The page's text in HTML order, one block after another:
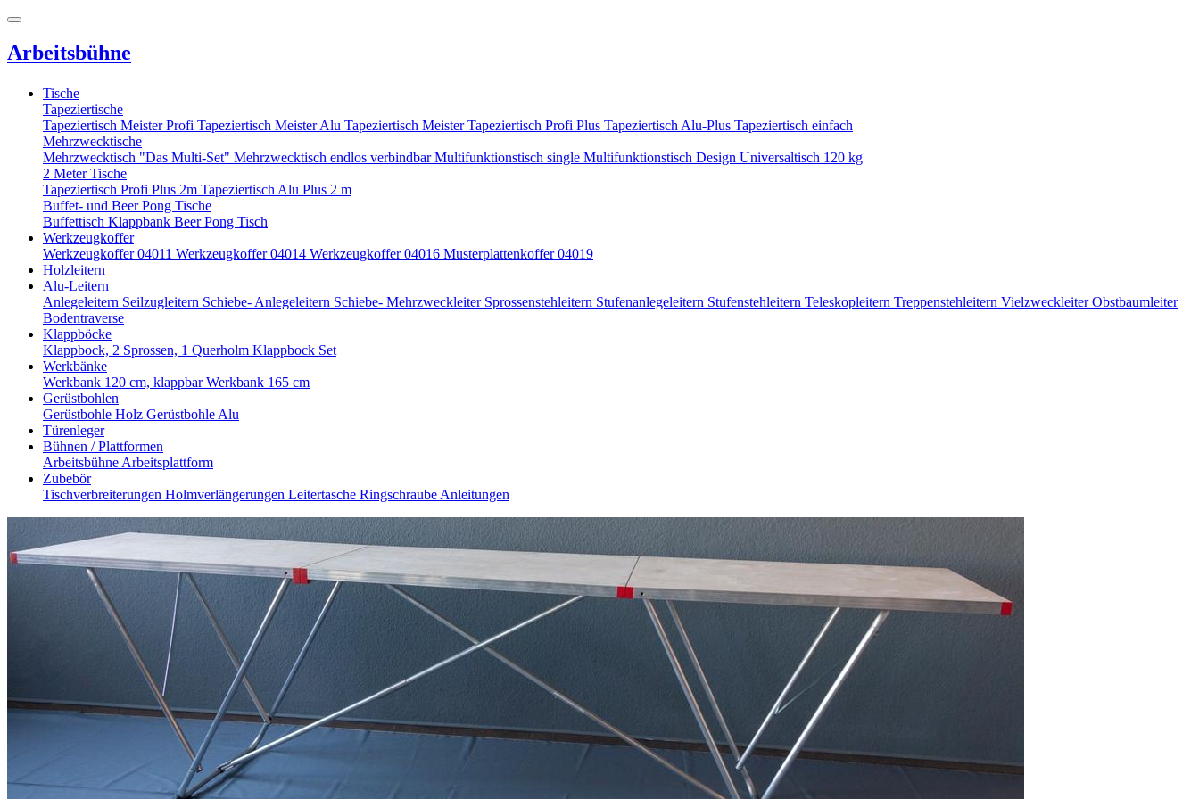
Arbeitsbühne
Tische
Tapeziertische
Tapeziertisch Meister Profi Tapeziertisch Meister Alu Tapeziertisch MeisterTapeziertisch Profi Plus Tapeziertisch Alu-Plus Tapeziertisch einfach
Mehrzwecktische
Mehrzwecktisch "Das Multi-Set" Mehrzwecktisch endlos verbindbarMultifunktionstisch single Multifunktionstisch Design Universaltisch 120 kg
2 Meter Tische
Tapeziertisch Profi Plus 2m Tapeziertisch Alu Plus 2 m
Buffet- und Beer Pong Tische
Buffettisch Klappbank Beer Pong Tisch
Werkzeugkoffer
Werkzeugkoffer 04011 Werkzeugkoffer 04014 Werkzeugkoffer 04016 Musterplattenkoffer 04019
Holzleitern
Alu-Leitern
Anlegeleitern Seilzugleitern Schiebe- Anlegeleitern Schiebe- Mehrzweckleiter Sprossenstehleitern Stufenanlegeleitern Stufenstehleitern Teleskopleitern Treppenstehleitern VielzweckleiterObstbaumleiter
Bodentraverse
Klappböcke
Klappbock, 2 Sprossen, 1 Querholm Klappbock Set
Werkbänke
Werkbank 120 cm, klappbarWerkbank 165 cm
Gerüstbohlen
Gerüstbohle Holz Gerüstbohle Alu
Türenleger
Bühnen / Plattformen
Arbeitsbühne Arbeitsplattform
Zubebör
Tischverbreiterungen Holmverlängerungen Leitertasche Ringschraube Anleitungen